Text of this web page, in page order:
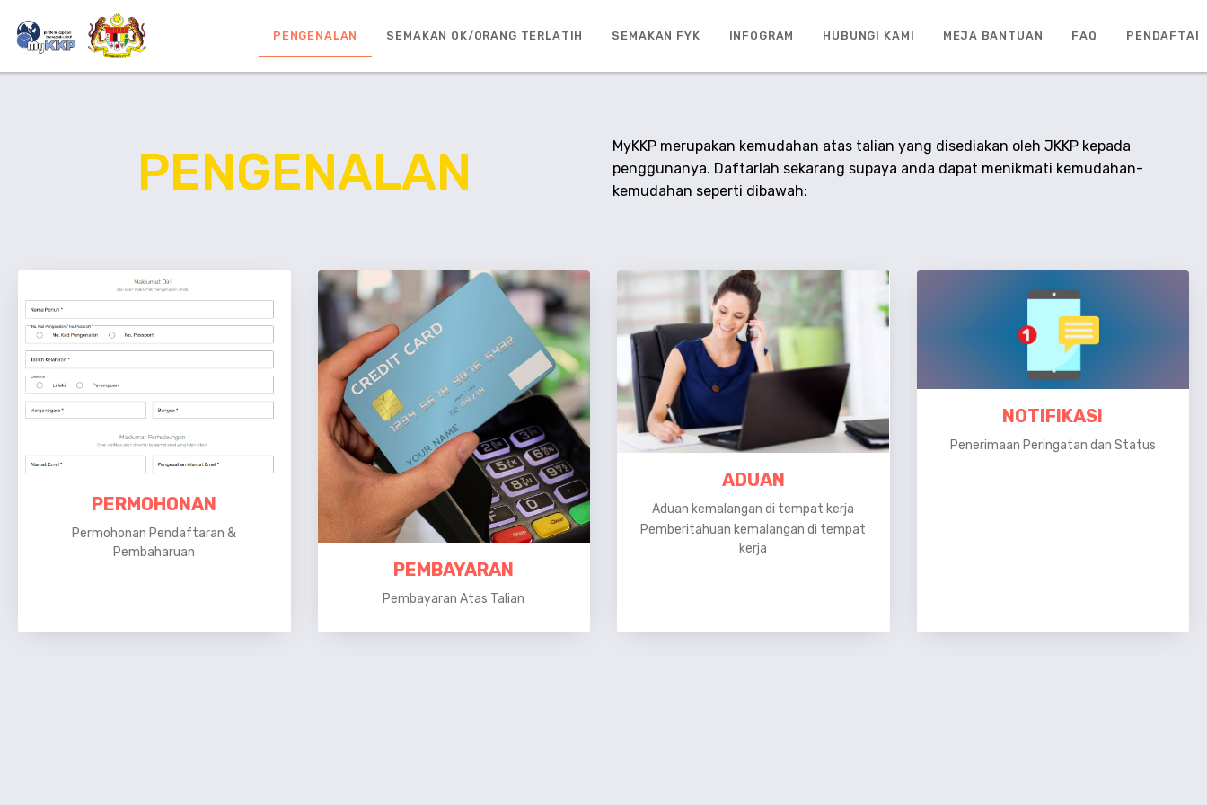
PENGENALAN SEMAKAN OK/ORANG TERLATIH SEMAKAN FYK INFOGRAM HUBUNGI KAMI MEJA BANTUAN FAQ
PENGENALAN
MyKKP merupakan kemudahan atas talian yang disediakan oleh JKKP kepada
penggunanya. Daftarlah sekarang supaya anda dapat menikmati kemudahan-
kemudahan seperti dibawah:
PERMOHONAN
Permohonan Pendaftaran &
Pembaharuan
PEMBAYARAN
Pembayaran Atas Talian
ADUAN
Aduan kemalangan di tempat kerja
Pemberitahuan kemalangan di tempat
kerja
NOTIFIKASI
Penerimaan Peringatan dan Status